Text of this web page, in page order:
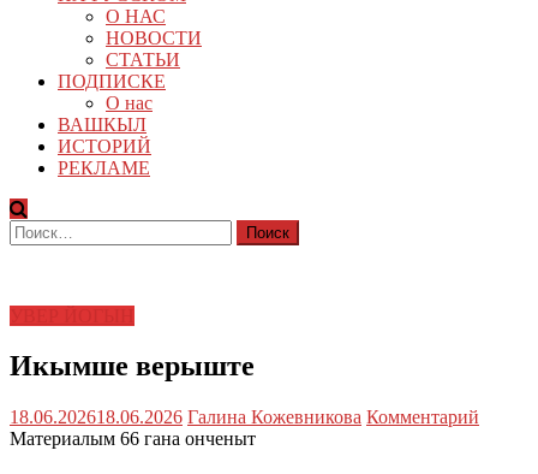
О НАС
НОВОСТИ
СТАТЬИ
ПОДПИСКЕ
О нас
ВАШКЫЛ
ИСТОРИЙ
РЕКЛАМЕ
Найти:
Икымше верыште
18.06.202618.06.2026 Галина Кожевникова Комментарий
Материалым 66 гана онченыт